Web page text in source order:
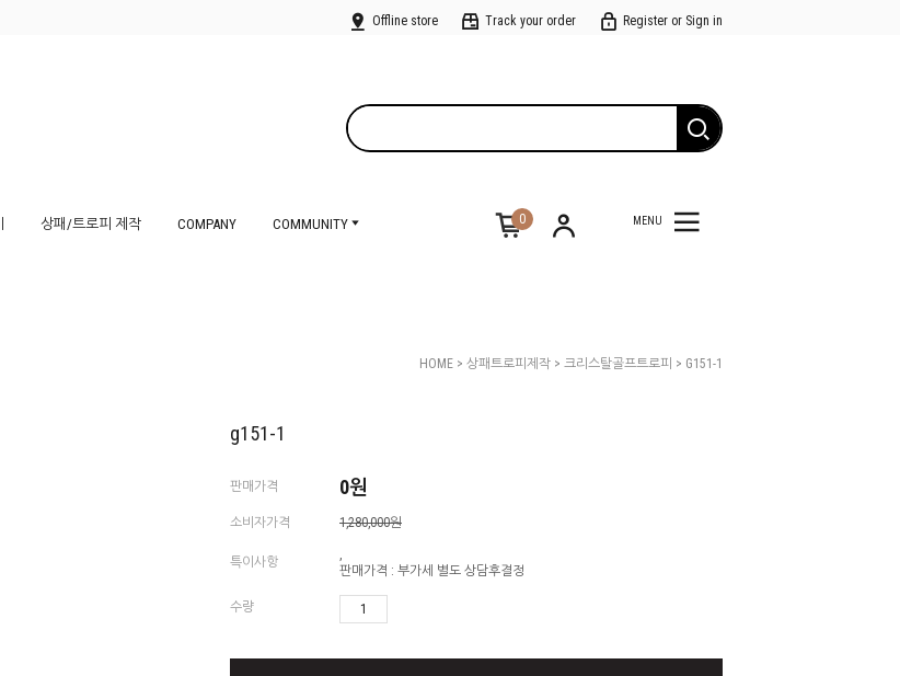
Offline store Track your order Register or Sign in
상패/트로피 제작 COMPANY COMMUNITY 0 MENU
HOME > 상패트로피제작 > 크리스탈골프트로피 > G151-1
g151-1
판매가격 0원
소비자가격 1,280,000원
특이사항
,
판매가격 : 부가세 별도 상담후결정
수량